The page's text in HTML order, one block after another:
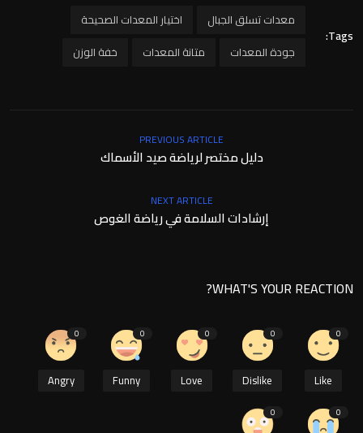
Tags:
معدات تسلق الجبال
اختيار المعدات الصحيحة
جودة المعدات
متانة المعدات خفة الوزن
PREVIOUS ARTICLE
دليل مختصر لرياضة صيد الأسماك
NEXT ARTICLE
إرشادات السلامة في رياضة الغوص
WHAT'S YOUR REACTION?
0
Like
0
Dislike
0
Love
0
Funny
0
Angry
0
0